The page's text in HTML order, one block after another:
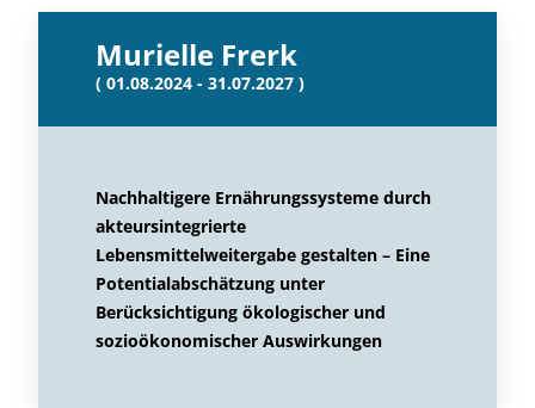
Murielle Frerk
( 01.08.2024 - 31.07.2027 )
Nachhaltigere Ernährungssysteme durch
akteursintegrierte
Lebensmittelweitergabe gestalten – Eine
Potentialabschätzung unter
Berücksichtigung ökologischer und
sozioökonomischer Auswirkungen